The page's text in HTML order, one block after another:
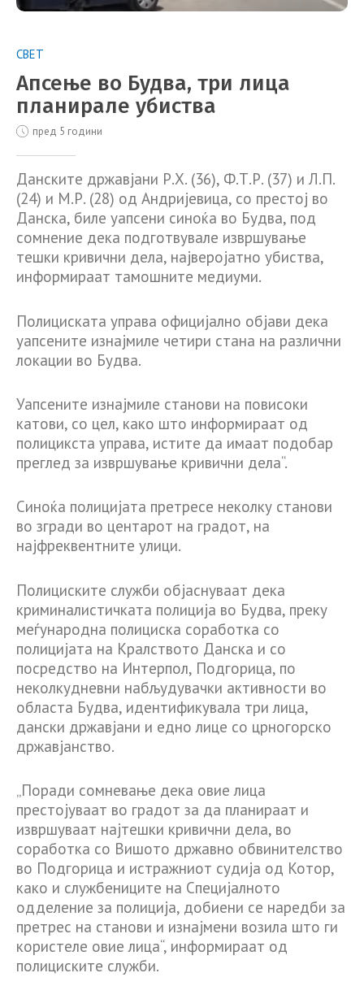
СВЕТ
Апсење во Будва, три лица
планирале убиства
пред 5 години
Данските државјани Р.Х. (36), Ф.Т.Р. (37) и Л.П.
(24) и М.Р. (28) од Андријевица, со престој во
Данска, биле уапсени синоќа во Будва, под
сомнение дека подготвувале извршување
тешки кривични дела, најверојатно убиства,
информираат тамошните медиуми.
Полициската управа официјално објави дека
уапсените изнајмиле четири стана на различни
локации во Будва.
Уапсените изнајмиле станови на повисоки
катови, со цел, како што информираат од
полицикста управа, истите да имаат подобар
преглед за извршување кривични дела“.
Синоќа полицијата претресе неколку станови
во згради во центарот на градот, на
најфреквентните улици.
Полициските служби објаснуваат дека
криминалистичката полиција во Будва, преку
меѓународна полициска соработка со
полицијата на Кралството Данска и со
посредство на Интерпол, Подгорица, по
неколкудневни набљудувачки активности во
областа Будва, идентификувала три лица,
дански државјани и едно лице со црногорско
државјанство.
„Поради сомневање дека овие лица
престојуваат во градот за да планираат и
извршуваат најтешки кривични дела, во
соработка со Вишото државно обвинителство
во Подгорица и истражниот судија од Котор,
како и службениците на Специјалното
одделение за полиција, добиени се наредби за
претрес на станови и изнајмени возила што ги
користеле овие лица“, информираат од
полициските служби.